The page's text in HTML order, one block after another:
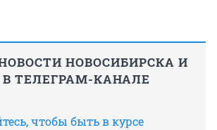
НОВОСИБИРСКА И
ТЕЛЕГРАМ-КАНАЛЕ
чтобы быть в курсе